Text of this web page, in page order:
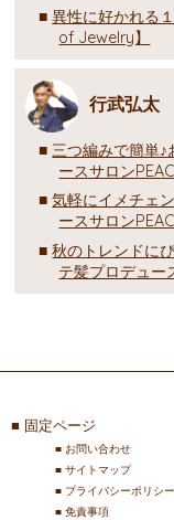
異性に好かれる
of Jewelry】
行武弘太
三つ編みで簡単♪
ースサロン
気軽にイメチェ
ースサロン
秋のトレンドに
テ髪プロデュー
固定ページ
お問い合わせ
サイトマップ
プライバシーポリシー
免責事項